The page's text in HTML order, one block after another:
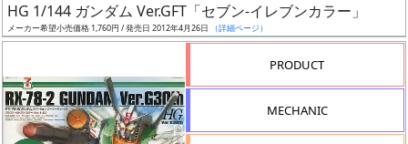
グ
レ
ド
HG 1/144 ガンダム Ver.GFT「セブン-イレブンカラー」
メーカー希望小売価格 1,760円 / 発売日 2012年4月26日 （詳細ページ）
PRODUCT
MECHANIC